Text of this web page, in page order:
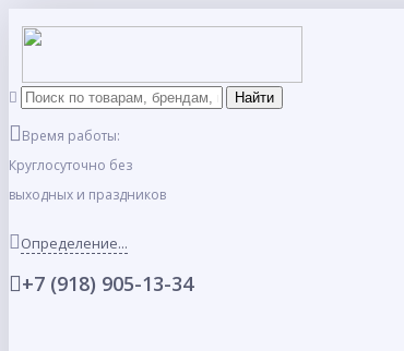
Время работы:
Круглосуточно без
выходных и праздников
Определение...
+7 (918) 905-13-34